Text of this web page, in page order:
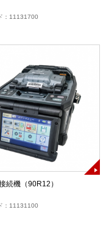
：11131700
続機（90R12）
：11131100